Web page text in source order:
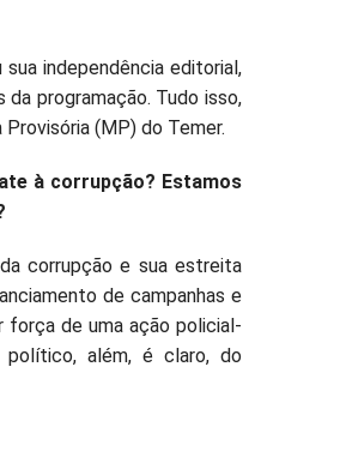
independência editorial,
programação. Tudo isso,
(MP) do Temer.
à corrupção? Estamos
corrupção e sua estreita
de campanhas e
força de uma ação policial-
além, é claro, do